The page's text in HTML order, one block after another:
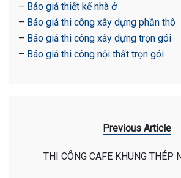
– Báo giá thiết kế nhà ở
– Báo giá thi công xây dựng phần thô
– Báo giá thi công xây dựng trọn gói
– Báo giá thi công nội thất trọn gói
Previous Article
THI CÔNG CAFE KHUNG THÉP